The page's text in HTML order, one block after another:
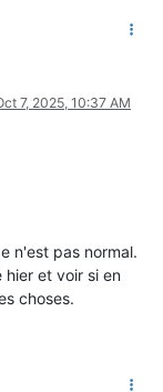
7, 2025, 10:37 AM
n'est pas normal.
hier et voir si en
choses.